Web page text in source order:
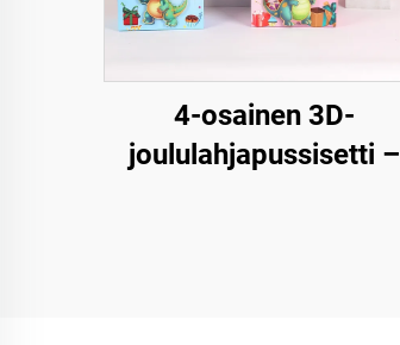
4-osainen 3D-
joululahjapussisetti –